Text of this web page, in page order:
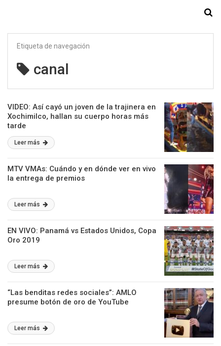
Etiqueta de navegación
canal
VIDEO: Así cayó un joven de la trajinera en
Xochimilco, hallan su cuerpo horas más
tarde
Leer más
MTV VMAs: Cuándo y en dónde ver en vivo
la entrega de premios
Leer más
EN VIVO: Panamá vs Estados Unidos, Copa
Oro 2019
Leer más
“Las benditas redes sociales”: AMLO
presume botón de oro de YouTube
Leer más